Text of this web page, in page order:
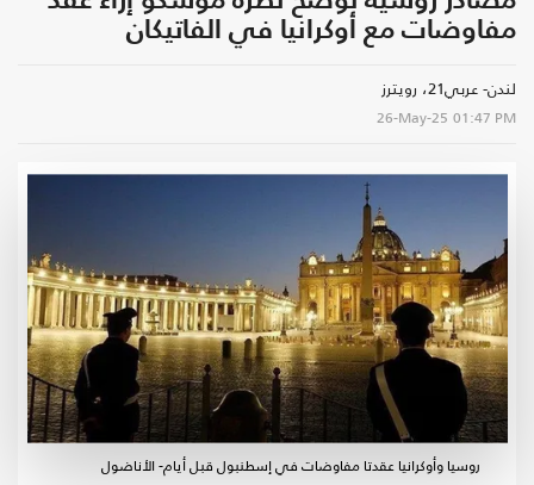
مفاوضات مع أوكرانيا في الفاتيكان
لندن- عربي21، رويترز
26-May-25 01:47 PM
روسيا وأوكرانيا عقدتا مفاوضات في إسطنبول قبل أيام- الأناضول